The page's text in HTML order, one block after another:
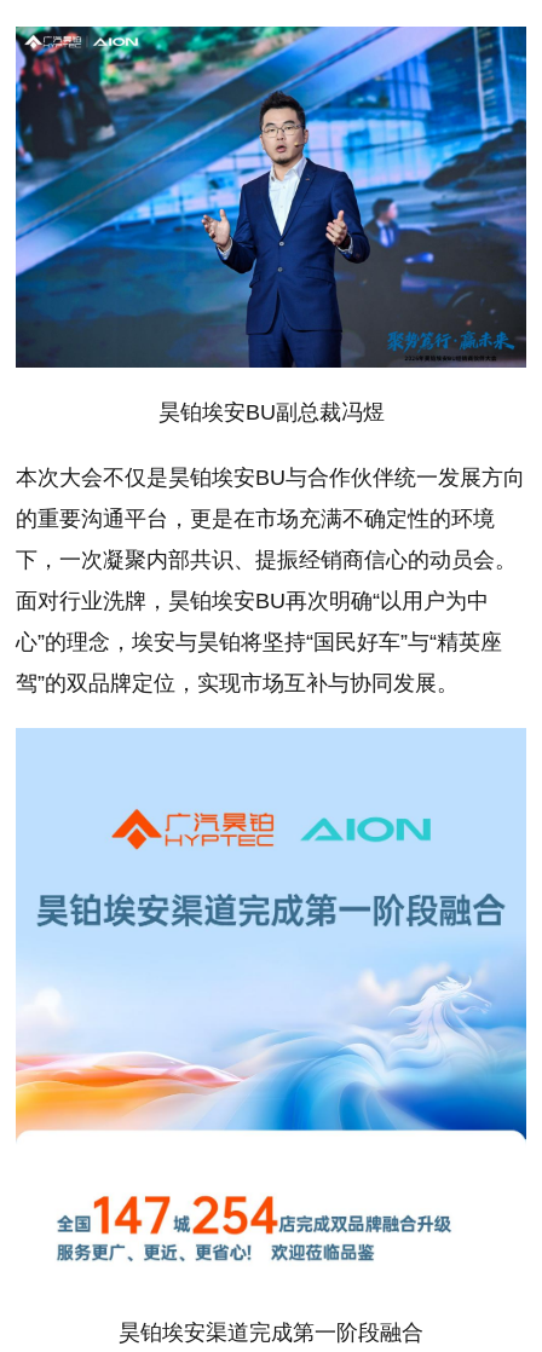
昊铂埃安BU副总裁冯煜
本次大会不仅是昊铂埃安BU与合作伙伴统一发展方向
的重要沟通平台，更是在市场充满不确定性的环境
下，一次凝聚内部共识、提振经销商信心的动员会。
面对行业洗牌，昊铂埃安BU再次明确“以用户为中
心”的理念，埃安与昊铂将坚持“国民好车”与“精英座
驾”的双品牌定位，实现市场互补与协同发展。
昊铂埃安渠道完成第一阶段融合